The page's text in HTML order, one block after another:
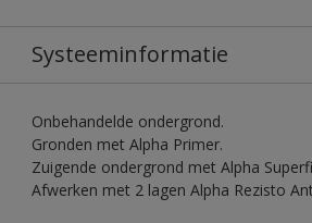
Systeeminformatie
Onbehandelde ondergrond.
Gronden met Alpha Primer.
Zuigende ondergrond met Alpha
Afwerken met 2 lagen Alpha Rezisto